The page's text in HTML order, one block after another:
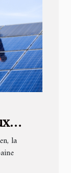
?
la